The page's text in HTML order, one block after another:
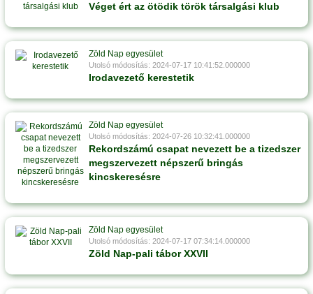
Véget ért az ötödik török társalgási klub
Zöld Nap egyesület
Utolsó módosítás: 2024-07-17 10:41:52.000000
Irodavezető kerestetik
Zöld Nap egyesület
Utolsó módosítás: 2024-07-26 10:32:41.000000
Rekordszámú csapat nevezett be a tizedszer
megszervezett népszerű bringás
kincskeresésre
Zöld Nap egyesület
Utolsó módosítás: 2024-07-17 07:34:14.000000
Zöld Nap-pali tábor XXVII